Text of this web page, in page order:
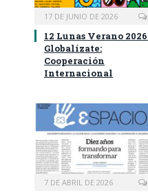
17 DE JUNIO DE 2026
12 Lunas Verano
Globalízate:
Cooperación
Internacional
7 DE ABRIL DE 2026